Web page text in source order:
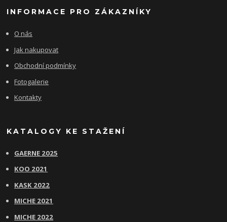
INFORMACE PRO ZÁKAZNÍKY
O nás
Jak nakupovat
Obchodní podmínky
Fotogalerie
Kontakty
KATALOGY KE STAŽENÍ
GAERNE 2025
KOO 2021
KASK 2022
MICHE 2021
MICHE 2022